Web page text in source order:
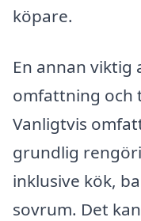
köpare.
En annan viktig
omfattning och
Vanligtvis
grundlig
inklusive kök,
sovrum. Det